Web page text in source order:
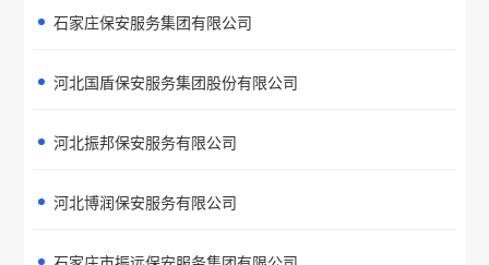
石家庄保安服务集团有限公司
河北国盾保安服务集团股份有限公司
河北振邦保安服务有限公司
河北博润保安服务有限公司